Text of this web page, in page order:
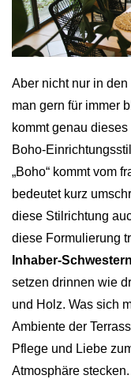
Aber nicht nur in den
man gern für immer
kommt genau
Boho-
„Boho“ kommt vom
bedeutet kurz
diese Stilrichtung
diese Formulierung
Inhaber-Schwestern
setzen drinnen wie
und Holz. Was sich
Ambiente der
Pflege und Liebe
Atmosphäre stecken.